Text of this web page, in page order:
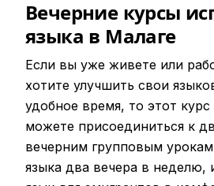
Вечерние курсы
языка в Малаге
Если вы уже живете или
хотите улучшить свои
удобное время, то этот
можете присоединиться к
вечерним групповым урокам
языка два вечера в неделю,